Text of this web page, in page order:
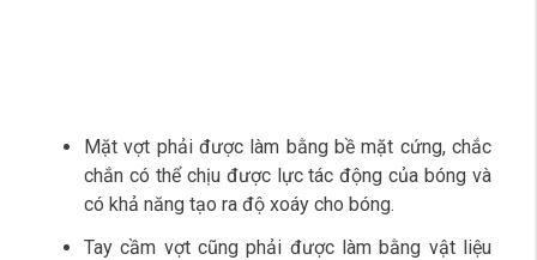
Mặt vợt phải được làm bằng bề mặt cứng, chắc
chắn có thể chịu được lực tác động của bóng và
có khả năng tạo ra độ xoáy cho bóng.
Tay cầm vợt cũng phải được làm bằng vật liệu